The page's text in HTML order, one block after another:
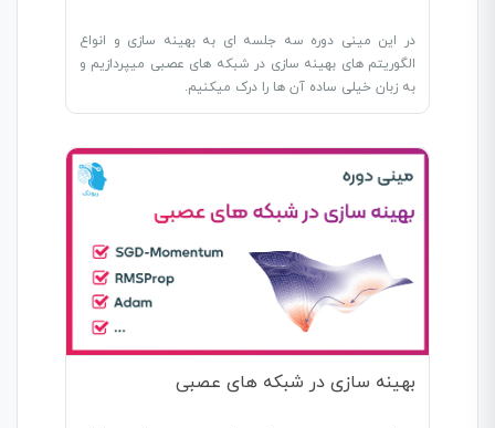
در این مینی دوره سه جلسه ای به بهینه سازی و انواع
الگوریتم های بهینه سازی در شبکه های عصبی میپردازیم و
به زبان خیلی ساده آن ها را درک میکنیم.
بهینه سازی در شبکه های عصبی